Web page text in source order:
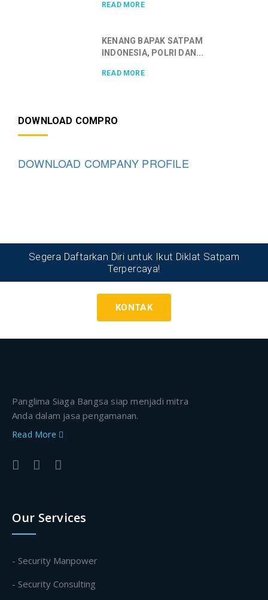
READ MORE
KENANG BAPAK SATPAM
INDONESIA, POLRI DAN...
READ MORE
DOWNLOAD COMPRO
DOWNLOAD COMPANY PROFILE
Segera Daftarkan Diri untuk Ikut Diklat Satpam
Terpercaya!
KONTAK
Panglima Siaga Bangsa siap menjadi mitra
Anda dalam jasa pengamanan.
Read More
Our Services
- Security Manpower
- Security Consulting